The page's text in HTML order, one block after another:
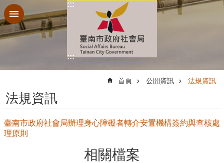
跳到主要內容區塊
:::
:::
首頁 公開資訊 法規資訊
法規資訊
臺南市政府社會局辦理身心障礙者轉介安置機構簽約與查核處
理原則
相關檔案